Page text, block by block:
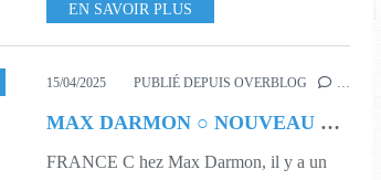
EN SAVOIR PLUS
15/04/2025 PUBLIÉ DEPUIS OVERBLOG …
MAX DARMON ○ NOUVEAU DÉPART
FRANCE C hez Max Darmon, il y a un